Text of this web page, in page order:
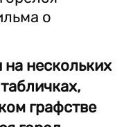
нескольких
графстве